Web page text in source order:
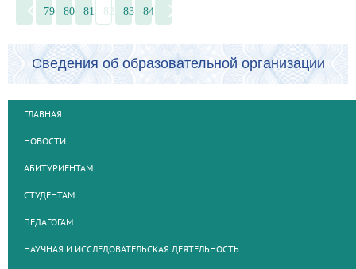
79 80 81 82 83 84
Сведения об образовательной организации
ГЛАВНАЯ
НОВОСТИ
АБИТУРИЕНТАМ
СТУДЕНТАМ
ПЕДАГОГАМ
НАУЧНАЯ И ИССЛЕДОВАТЕЛЬСКАЯ ДЕЯТЕЛЬНОСТЬ